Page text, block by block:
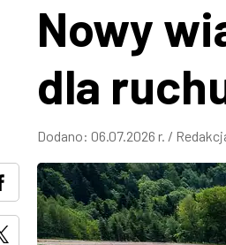
Nowy
dla
Dodano: 06.07.2026 r. /